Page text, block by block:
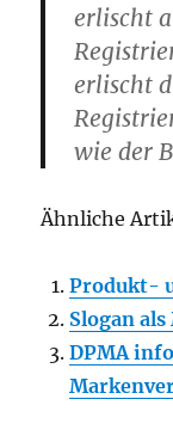
erlischt
erlischt
wie der
Ähnliche
Produkt-
Slogan
DPMA